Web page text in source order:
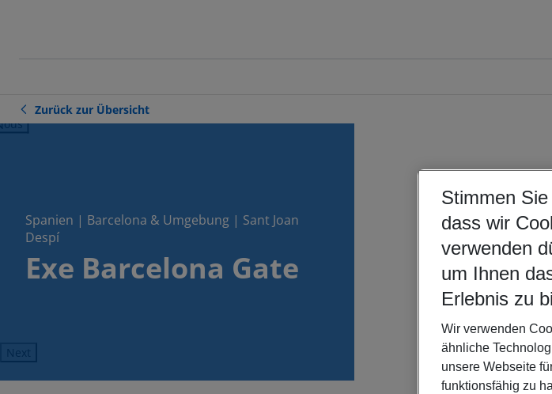
Zurück zur Übersicht
Spanien | Barcelona & Umgebung | Sant Joan
Despí
Exe Barcelona Gate
Next
Stimmen Sie
dass wir
verwenden
um Ihnen
Erlebnis zu
Wir verwenden
ähnliche
unsere Webseite
funktionsfähig zu